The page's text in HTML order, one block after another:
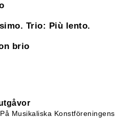
Trio: Più lento.
brio
Musikaliska Konstföreningens